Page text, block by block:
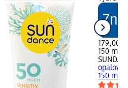
179,00
150 ml
150 ml